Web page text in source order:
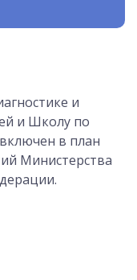
и
и Школу по
в план
Министерства